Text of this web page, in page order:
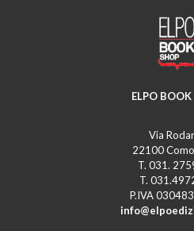
ELPO
Via
22100
T. 031.
T.
P.IVA